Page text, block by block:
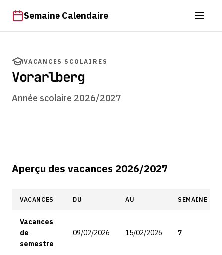
Semaine Calendaire
VACANCES SCOLAIRES
Vorarlberg
Année scolaire 2026/2027
Aperçu des vacances 2026/2027
VACANCES DU AU SEMAINE
Vacances
de
semestre
09/02/2026 15/02/2026 7